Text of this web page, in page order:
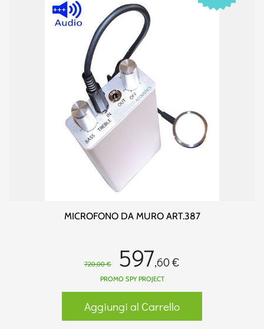
MICROFONO DA MURO ART.387
720,00 € 597,60 €
PROMO SPY PROJECT
Aggiungi al Carrello